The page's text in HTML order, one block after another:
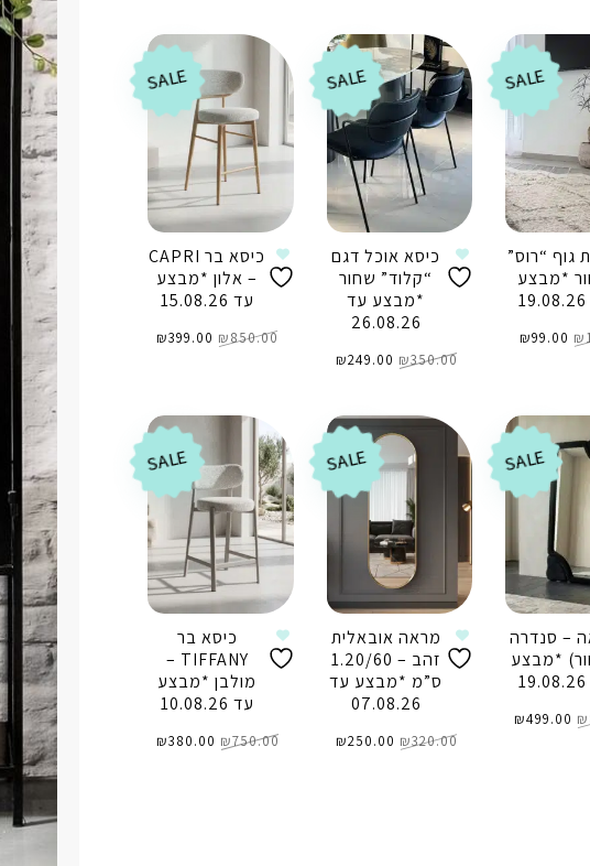
SALE
כיסא בר CAPRI
– אלון *מבצע
עד 15.08.26
₪850.00 המקורי
היה:
₪399.00 הנוכחי
הוא:
SALE
כיסא אוכל דגם
“קלוד” שחור
*מבצע עד
26.08.26
₪350.00 המקורי
היה:
₪249.00 הנוכחי
הוא:
הוספה לסל
SALE
גוף “רוס”
*מבצע
₪ המקורי
היה:
₪99.00 הנוכחי
הוא:
SALE
כיסא בר
TIFFANY –
מולבן *מבצע
עד 10.08.26
₪750.00 המקורי
היה:
₪380.00 הנוכחי
הוא:
SALE
מראה אובאלית
זהב – 1.20/60
ס”מ *מבצע עד
07.08.26
₪320.00 המקורי
היה:
₪250.00 הנוכחי
הוא:
SALE
– סנדרה
*מבצע
₪ המקורי
היה:
₪499.00 הנוכחי
הוא:
₪499.00.